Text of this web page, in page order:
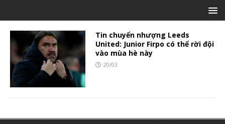
Tin chuyển nhượng Leeds
United: Junior Firpo có thể rời đội
vào mùa hè này
20/03